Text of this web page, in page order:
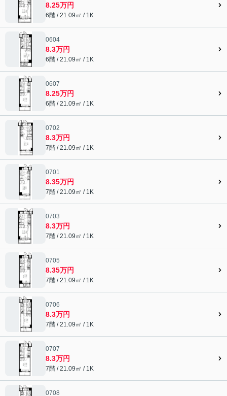
8.25万円
6階 / 21.09㎡ / 1K
0604
8.3万円
6階 / 21.09㎡ / 1K
0607
8.25万円
6階 / 21.09㎡ / 1K
0702
8.3万円
7階 / 21.09㎡ / 1K
0701
8.35万円
7階 / 21.09㎡ / 1K
0703
8.3万円
7階 / 21.09㎡ / 1K
0705
8.35万円
7階 / 21.09㎡ / 1K
0706
8.3万円
7階 / 21.09㎡ / 1K
0707
8.3万円
7階 / 21.09㎡ / 1K
0708